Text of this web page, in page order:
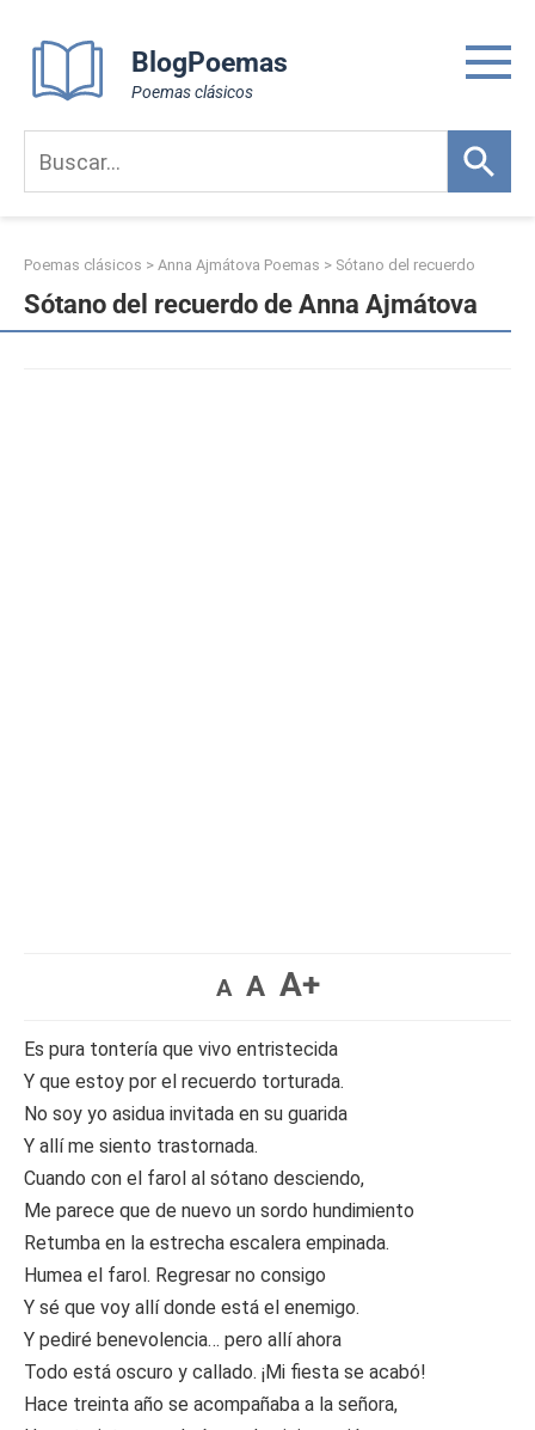
content
BlogPoemas
Poemas clásicos
Poemas clásicos > Anna Ajmátova Poemas > Sótano del recuerdo
Sótano del recuerdo de Anna Ajmátova
A A A+
Es pura tontería que vivo entristecida
Y que estoy por el recuerdo torturada.
No soy yo asidua invitada en su guarida
Y allí me siento trastornada.
Cuando con el farol al sótano desciendo,
Me parece que de nuevo un sordo hundimiento
Retumba en la estrecha escalera empinada.
Humea el farol. Regresar no consigo
Y sé que voy allí donde está el enemigo.
Y pediré benevolencia… pero allí ahora
Todo está oscuro y callado. ¡Mi fiesta se acabó!
Hace treinta año se acompañaba a la señora,